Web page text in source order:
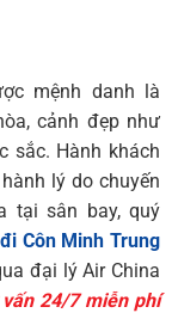
mệnh danh là
cảnh đẹp như
sắc. Hành khách
lý do chuyến
tại sân bay, quý
Côn Minh Trung
đại lý Air China
24/7 miễn phí